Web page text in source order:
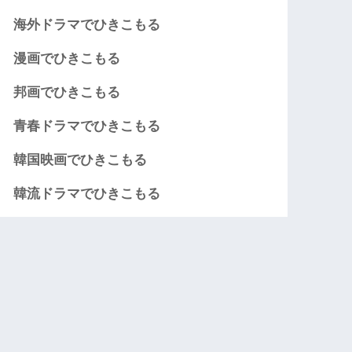
海外ドラマでひきこもる
漫画でひきこもる
邦画でひきこもる
青春ドラマでひきこもる
韓国映画でひきこもる
韓流ドラマでひきこもる